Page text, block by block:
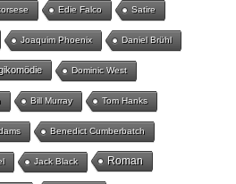
Edie Falco Satire
Joaquim Phoenix Daniel Brühl
Dominic West
Bill Murray Tom Hanks
Benedict Cumberbatch
Jack Black Roman